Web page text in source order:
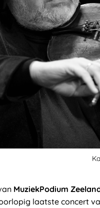
MuziekPodium
laatste concert